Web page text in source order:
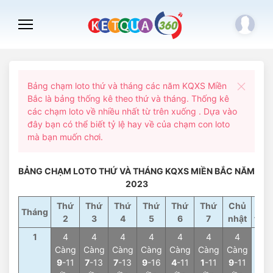
Bảng chạm loto thứ và tháng các năm KQXS Miền
Bắc là bảng thống kê theo thứ và tháng. Thống kê
các chạm loto về nhiều nhất từ trên xuống . Dựa vào
đây bạn có thể biết tỷ lệ hay về của chạm con loto
mà bạn muốn chơi.
BẢNG CHẠM LOTO THỨ VÀ THÁNG KQXS MIỀN BẮC NĂM
2023
Tháng
Thứ
2
Thứ
3
Thứ
4
Thứ
5
Thứ
6
Thứ
7
Chủ
nhật
1
4
Càng
9-11
4
Càng
7-13
4
Càng
7-13
4
Càng
9-16
4
Càng
4-11
4
Càng
1-11
4
Càng
9-11